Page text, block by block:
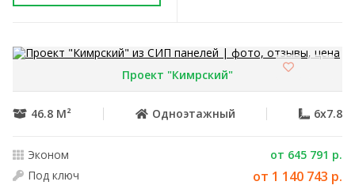
Проект "Кимрский"
46.8 М² Одноэтажный 6x7.8
Эконом
от 645 791 р.
Под ключ
от 1 140 743 р.